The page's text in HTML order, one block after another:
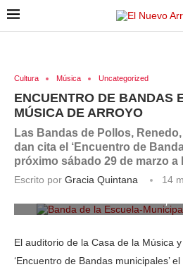
Cultura Música Uncategorized
ENCUENTRO DE BANDAS
MÚSICA DE ARROYO
Las Bandas de Pollos,
dan cita el ‘Encuentro de
próximo sábado 29 de marzo a
Escrito por Gracia Quintana
14
El auditorio de la Casa de la Música
‘Encuentro de Bandas municipales’